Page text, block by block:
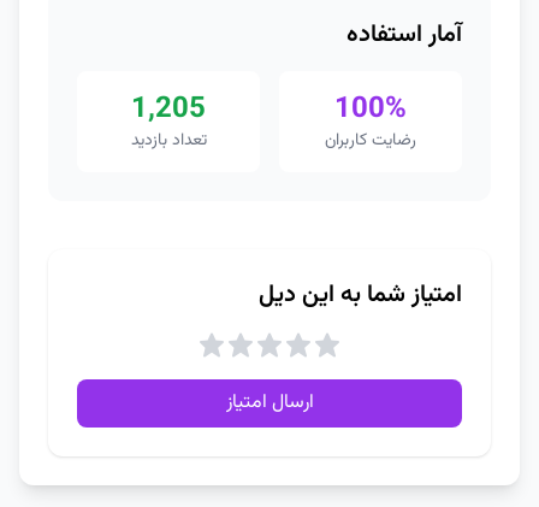
آمار استفاده
100%
رضایت کاربران
1,205
تعداد بازدید
امتیاز شما به این دیل
ارسال امتیاز